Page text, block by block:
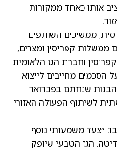
אותו כאחד ממקורות
ממשיכים השותפים
קפריסין ומצרים,
וחברת הגז הלאומית
מחייבים לייצוא
שנחתם בפברואר
לשיתוף הפעולה האזורי
״צעד משמעותי נוסף
הגז הטבעי שיופק